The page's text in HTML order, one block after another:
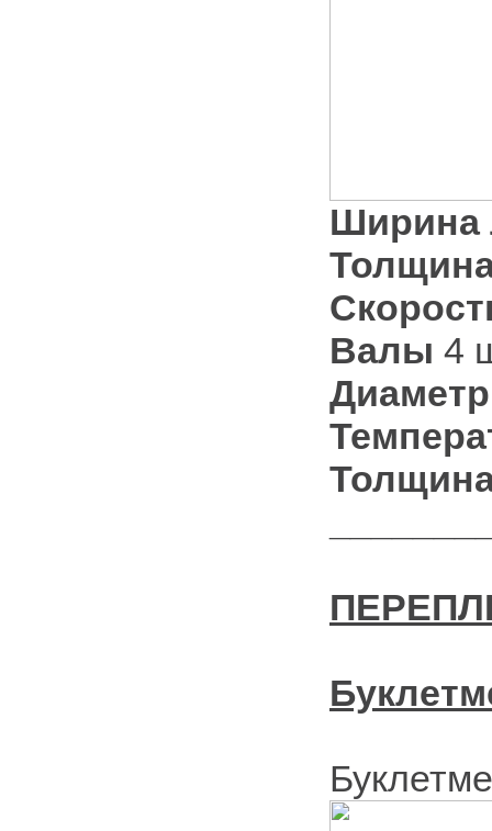
Ширина
Валы 4